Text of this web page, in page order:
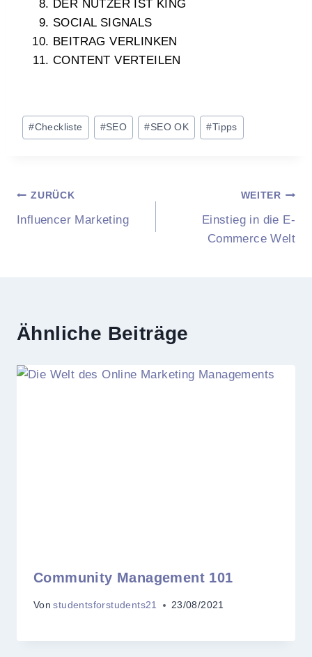
DER NUTZER IST KING
SOCIAL SIGNALS
BEITRAG VERLINKEN
CONTENT VERTEILEN
#Checkliste #SEO #SEO OK #Tipps
ZURÜCK
Influencer Marketing
WEITER
Einstieg in die E-
Commerce Welt
Ähnliche Beiträge
Community Management 101
Von studentsforstudents21 23/08/2021